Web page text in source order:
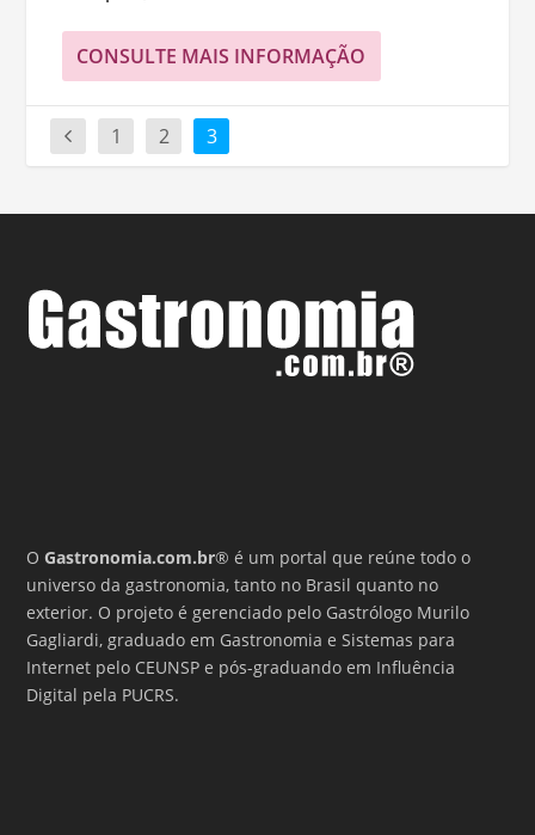
CONSULTE MAIS INFORMAÇÃO
1 2 3
OGastronomia.com.br® é um portal que reúne todo o
universo da gastronomia, tanto no Brasil quanto no
exterior. O projeto é gerenciado pelo Gastrólogo Murilo
Gagliardi, graduado em Gastronomia e Sistemas para
Internet pelo CEUNSP e pós-graduando em Influência
Digital pela PUCRS.